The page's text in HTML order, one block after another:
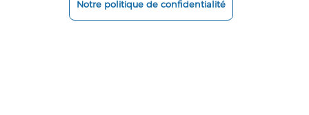
Notre politique de confidentialité